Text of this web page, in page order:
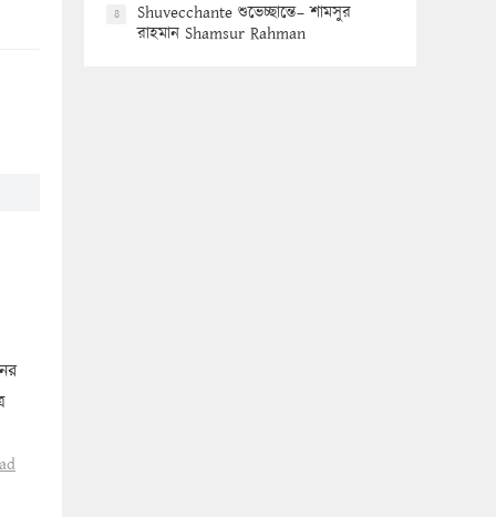
8
Shuvecchante শুভেচ্ছান্তে– শামসুর
রাহমান Shamsur Rahman